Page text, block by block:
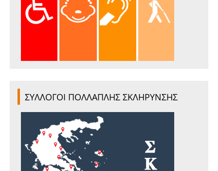
ΣΥΛΛΟΓΟΙ ΠΟΛΛΑΠΛΗΣ ΣΚΛΗΡΥΝΣΗΣ